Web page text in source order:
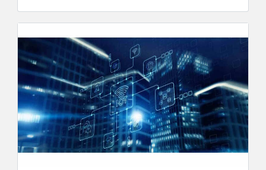
:
qu’est-
ce
qu’une
puce
sous-
cutanée
?